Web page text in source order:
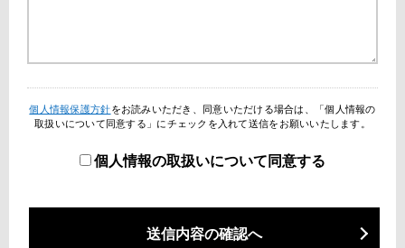
個人情報保護方針をお読みいただき、同意いただける場合は、
「個人情報の
取扱いについて同意する」にチェックを入れて送信をお願いいたします。
個人情報の取扱いについて同意する
送信内容の確認へ